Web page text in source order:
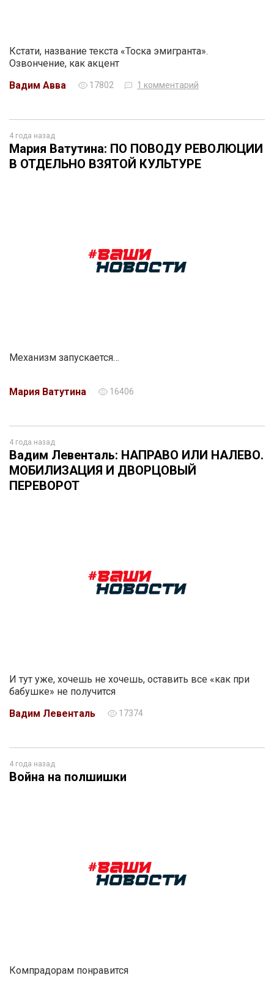
Кстати, название текста «Тоска эмигранта».
Озвончение, как акцент
Вадим Авва
17802 1 комментарий
4 года назад
Мария Ватутина: ПО ПОВОДУ РЕВОЛЮЦИИ
В ОТДЕЛЬНО ВЗЯТОЙ КУЛЬТУРЕ
Механизм запускается…
Мария Ватутина 16406
4 года назад
Вадим Левенталь: НАПРАВО ИЛИ НАЛЕВО.
МОБИЛИЗАЦИЯ И ДВОРЦОВЫЙ
ПЕРЕВОРОТ
И тут уже, хочешь не хочешь, оставить все «как при
бабушке» не получится
Вадим Левенталь
17374
4 года назад
Война на полшишки
Компрадорам понравится